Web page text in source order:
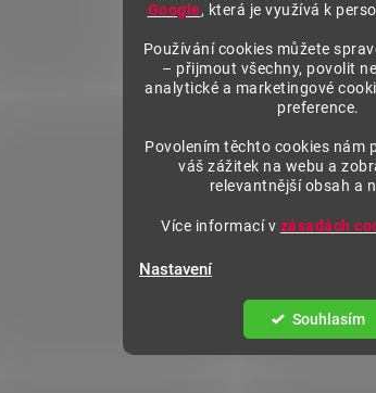
Google, která je využívá k
Používání cookies můžete
– přijmout všechny, povolit
analytické a marketingové
preference.
Povolením těchto cookies nám
váš zážitek na webu a
relevantnější obsah a
Více informací v zásadách
Nastavení
Souhlasím